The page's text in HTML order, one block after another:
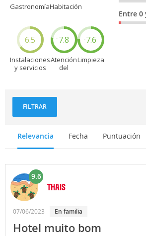
GastronomíaHabitación
6.5
Instalaciones
y servicios
7.8
Atención
del
7.6
Limpieza
Entre
FILTRAR
Relevancia Fecha Puntuación
9.6
THAIS
07/06/2023 en familia
Hotel muito bom